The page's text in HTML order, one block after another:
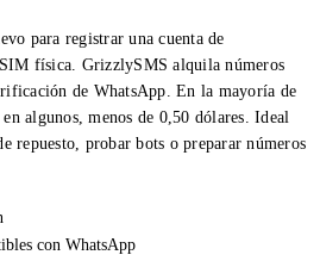
para registrar una cuenta de
física. GrizzlySMS alquila números
de WhatsApp. En la mayoría de
algunos, menos de 0,50 dólares. Ideal
repuesto, probar bots o preparar números
con WhatsApp